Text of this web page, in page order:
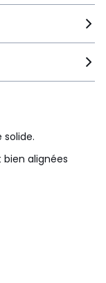
alignées